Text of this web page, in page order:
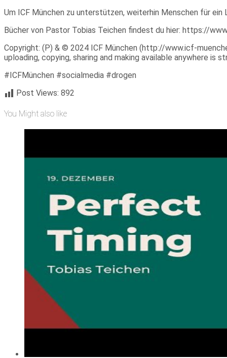
Um ICF München zu unterstützen, weiterhin Menschen für
Bücher von Pastor Tobias Teichen findest du hier: https://
Copyright: (P) & © 2024 ICF München (http://www.icf-
uploading, copying, sharing and making available anywhere is
#ICFMünchen #socialmedia #drogen
Post Views: 892
You Might also like